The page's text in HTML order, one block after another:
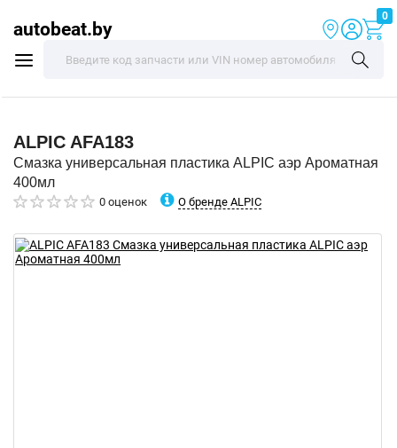
autobeat.by
0
ALPIC AFA183
Смазка универсальная пластика ALPIC аэр Ароматная
400мл
0 оценок О бренде ALPIC